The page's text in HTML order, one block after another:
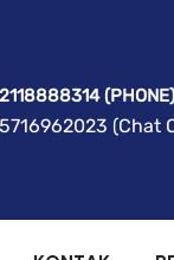
(PHONE)
(Chat